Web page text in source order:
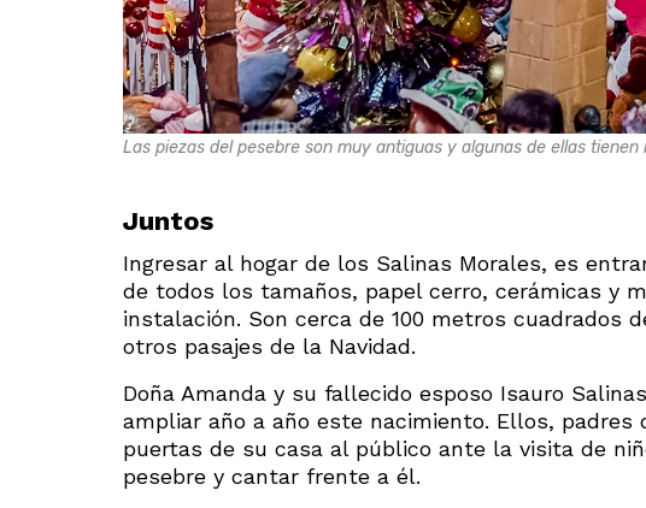
Las piezas del pesebre son muy antiguas y algunas de ellas
Juntos
Ingresar al hogar de los Salinas Morales, es
de todos los tamaños, papel cerro, cerámicas y
instalación. Son cerca de 100 metros cuadrados
otros pasajes de la Navidad.
Doña Amanda y su fallecido esposo Isauro
ampliar año a año este nacimiento. Ellos, padres
puertas de su casa al público ante la visita de
pesebre y cantar frente a él.